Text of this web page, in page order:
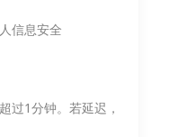
信息安全
过1分钟。若延迟，